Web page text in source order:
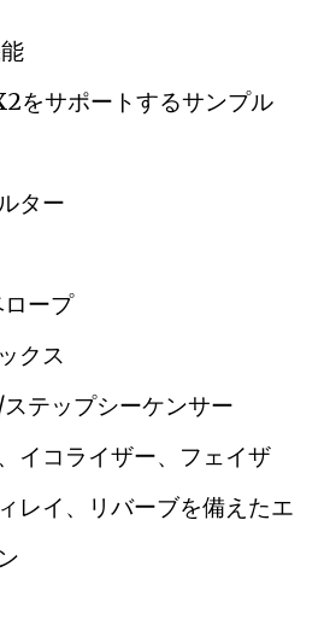
をサポートするサンプル
ター
ープ
クス
テップシーケンサー
イコライザー、フェイザ
レイ、リバーブを備えたエ